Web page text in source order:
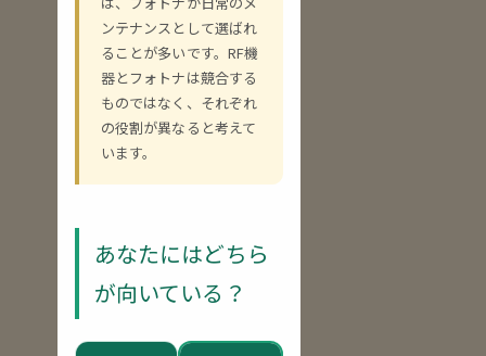
ンテナンスとして選ばれ
ることが多いです。RF機
器とフォトナは競合する
ものではなく、それぞれ
の役割が異なると考えて
います。
あなたにはどちら
が向いている？